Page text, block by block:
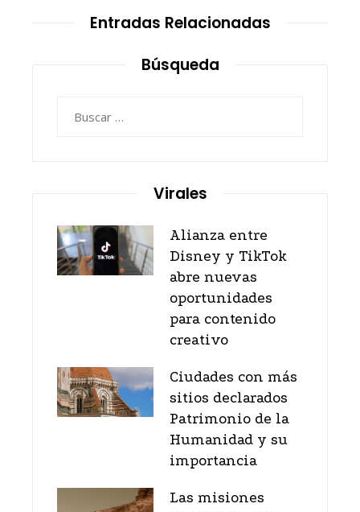
Entradas Relacionadas
Búsqueda
Virales
Alianza entre
Disney y TikTok
abre nuevas
oportunidades
para contenido
creativo
Ciudades con más
sitios declarados
Patrimonio de la
Humanidad y su
importancia
Las misiones